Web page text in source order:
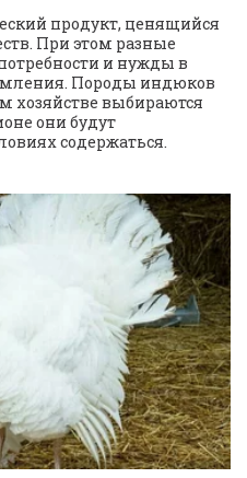
продукт, ценящийся
При этом разные
и нужды в
Породы индюков
хозяйстве выбираются
они будут
содержаться.